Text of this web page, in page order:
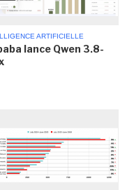
ARTIFICIELLE
lance Qwen 3.8-